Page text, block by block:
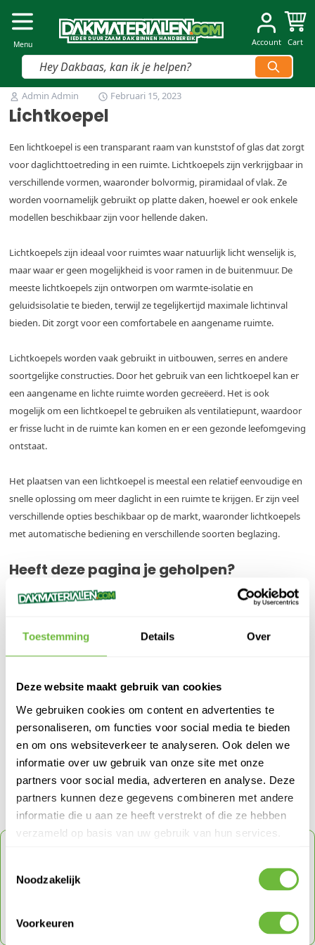
Toestemming Details Over
Deze website maakt gebruik van cookies
We gebruiken cookies om content en advertenties te
personaliseren, om functies voor social media te bieden
en om ons websiteverkeer te analyseren. Ook delen we
informatie over uw gebruik van onze site met onze
partners voor social media, adverteren en analyse. Deze
partners kunnen deze gegevens combineren met andere
informatie die u aan ze heeft verstrekt of die ze hebben
verzameld op basis van uw gebruik van hun services.
Noodzakelijk
Voorkeuren
IEDERDUURZ AAMDAKB INNENHANDBEREIK
IEDERDUURZ AAMDAKB INNENHANDBEREIK
Dakmaterialen.com
Vind snel jouw product
Account Cart
Menu
Ga naar de inhoud
Admin Admin Februari 15, 2023
Lichtkoepel
Een lichtkoepel is een transparant raam van kunststof of glas dat zorgt
voor daglichttoetreding in een ruimte. Lichtkoepels zijn verkrijgbaar in
verschillende vormen, waaronder bolvormig, piramidaal of vlak. Ze
worden voornamelijk gebruikt op platte daken, hoewel er ook enkele
modellen beschikbaar zijn voor hellende daken.
Lichtkoepels zijn ideaal voor ruimtes waar natuurlijk licht wenselijk is,
maar waar er geen mogelijkheid is voor ramen in de buitenmuur. De
meeste lichtkoepels zijn ontworpen om warmte-isolatie en
geluidsisolatie te bieden, terwijl ze tegelijkertijd maximale lichtinval
bieden. Dit zorgt voor een comfortabele en aangename ruimte.
Lichtkoepels worden vaak gebruikt in uitbouwen, serres en andere
soortgelijke constructies. Door het gebruik van een lichtkoepel kan er
een aangename en lichte ruimte worden gecreëerd. Het is ook
mogelijk om een lichtkoepel te gebruiken als ventilatiepunt, waardoor
er frisse lucht in de ruimte kan komen en er een gezonde leefomgeving
ontstaat.
Het plaatsen van een lichtkoepel is meestal een relatief eenvoudige en
snelle oplossing om meer daglicht in een ruimte te krijgen. Er zijn veel
verschillende opties beschikbaar op de markt, waaronder lichtkoepels
met automatische bediening en verschillende soorten beglazing.
Heeft deze pagina je geholpen?
Ja Nee
ADMIN ADMIN
Meer Dakbazen Dakblogs van Admin Admin
> Subsidie voor dakisolatie in 2026: zo haal je het maximale eruit
> Kniebescherming op het werk
> Fento - Kniebeschermers
Schrijf je in voor onze nieuwsbrief en ontvang direct